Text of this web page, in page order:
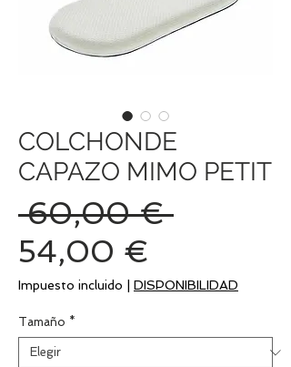
COLCHONDE
CAPAZO MIMO PETIT
60,00 € Precio
54,00 €
de
oferta
Impuesto incluido DISPONIBILIDAD
Tamaño *